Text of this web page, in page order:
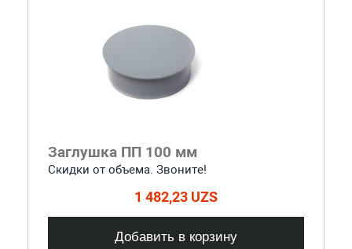
Заглушка ПП 100 мм
Скидки от объема. Звоните!
1 482,23 UZS
Добавить в корзину